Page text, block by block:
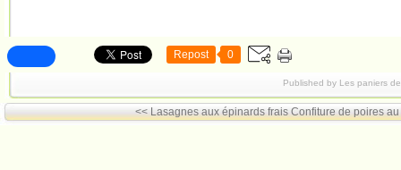
Repost 0
Published by Les paniers
<< Lasagnes aux épinards frais Confiture de poires au